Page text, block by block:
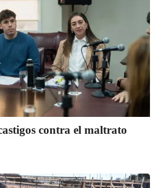
contra el maltrato